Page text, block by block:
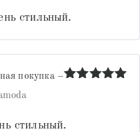
стильный.
покупка –
стильный.